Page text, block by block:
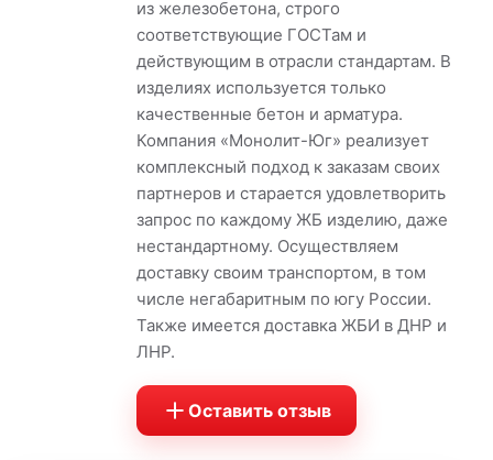
из железобетона, строго
соответствующие ГОСТам и
действующим в отрасли стандартам. В
изделиях используется только
качественные бетон и арматура.
Компания «Монолит-Юг» реализует
комплексный подход к заказам своих
партнеров и старается удовлетворить
запрос по каждому ЖБ изделию, даже
нестандартному. Осуществляем
доставку своим транспортом, в том
числе негабаритным по югу России.
Также имеется доставка ЖБИ в ДНР и
ЛНР.
Оставить отзыв